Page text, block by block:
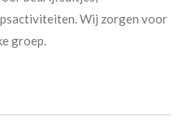
Wij zorgen voor
groep.